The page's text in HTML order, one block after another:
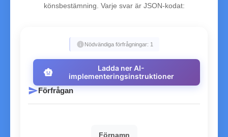
könsbestämning. Varje svar är JSON-kodat:
infoNödvändiga förfrågningar: 1
smart_toy
Ladda ner AI-
implementeringsinstruktioner
sendFörfrågan
Förnamn